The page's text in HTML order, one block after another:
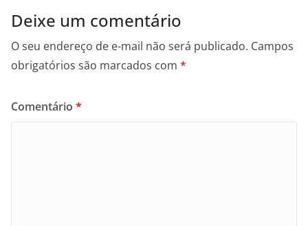
Deixe um comentário
O seu endereço de e-mail não será publicado. Campos
obrigatórios são marcados com *
Comentário *